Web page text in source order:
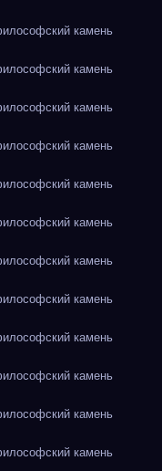
камень
камень
камень
камень
камень
камень
камень
камень
камень
камень
камень
камень